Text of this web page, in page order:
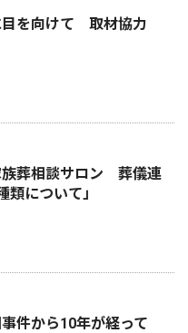
目を向けて 取材協力
族葬相談サロン 葬儀連
類について」
件から10年が経って